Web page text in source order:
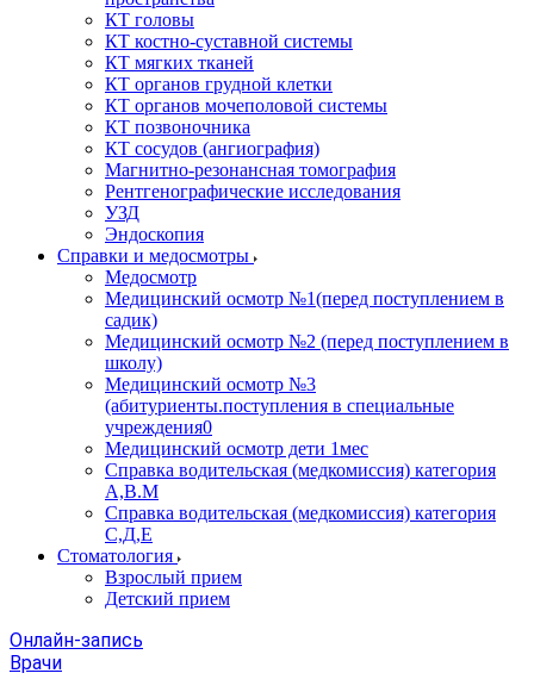
КТ головы
КТ костно-суставной системы
КТ мягких тканей
КТ органов грудной клетки
КТ органов мочеполовой системы
КТ позвоночника
КТ сосудов (ангиография)
Магнитно-резонансная томография
Рентгенографические исследования
УЗД
Эндоскопия
Справки и медосмотры
Медосмотр
Медицинский осмотр №1(перед поступлением в
садик)
Медицинский осмотр №2 (перед поступлением в
школу)
Медицинский осмотр №3
(абитуриенты.поступления в специальные
учреждения0
Медицинский осмотр дети 1мес
Справка водительская (медкомиссия) категория
А,В.М
Справка водительская (медкомиссия) категория
С,Д,Е
Стоматология
Взрослый прием
Детский прием
Онлайн-запись
Врачи